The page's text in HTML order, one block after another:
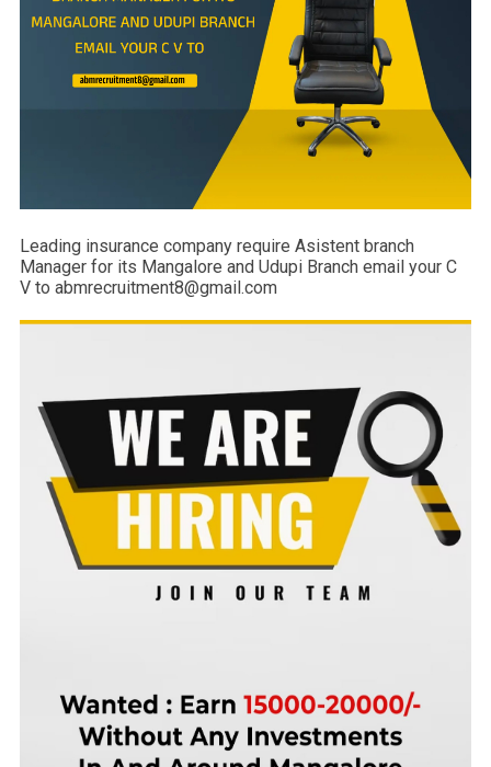
Leading insurance company require Asistent branch
Manager for its Mangalore and Udupi Branch email your C
V to abmrecruitment8@gmail.com